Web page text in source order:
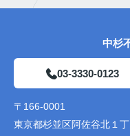
中杉
03-3330-0123
〒166-0001
東京都杉並区阿佐谷北１